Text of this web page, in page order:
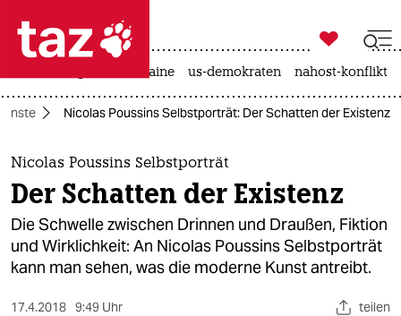
 taz zahl ich
taz zahl ich
themen
politik
öko

taz zahl ich
krieg in der ukraine us-demokraten nahost-konflikt
Nicolas Poussins Selbstporträt: Der Schatten der Existenz
Nicolas Poussins Selbstporträt
Der Schatten der Existenz
Die Schwelle zwischen Drinnen und Draußen, Fiktion
und Wirklichkeit: An Nicolas Poussins Selbstporträt
kann man sehen, was die moderne Kunst antreibt.
17.4.2018 9:49 Uhr teilen